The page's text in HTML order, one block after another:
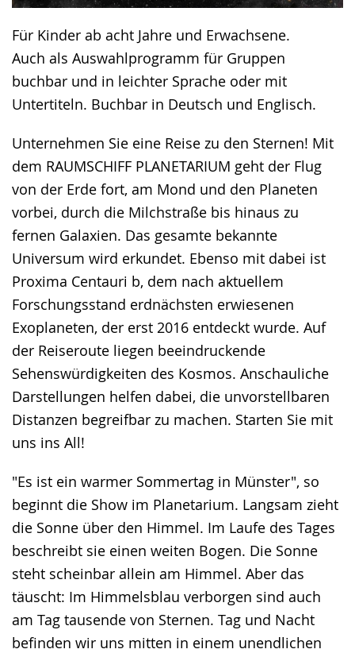
Für Kinder ab acht Jahre und Erwachsene.
Auch als Auswahlprogramm für Gruppen
buchbar und in leichter Sprache oder mit
Untertiteln. Buchbar in Deutsch und Englisch.
Unternehmen Sie eine Reise zu den Sternen! Mit
dem RAUMSCHIFF PLANETARIUM geht der Flug
von der Erde fort, am Mond und den Planeten
vorbei, durch die Milchstraße bis hinaus zu
fernen Galaxien. Das gesamte bekannte
Universum wird erkundet. Ebenso mit dabei ist
Proxima Centauri b, dem nach aktuellem
Forschungsstand erdnächsten erwiesenen
Exoplaneten, der erst 2016 entdeckt wurde. Auf
der Reiseroute liegen beeindruckende
Sehenswürdigkeiten des Kosmos. Anschauliche
Darstellungen helfen dabei, die unvorstellbaren
Distanzen begreifbar zu machen. Starten Sie mit
uns ins All!
"Es ist ein warmer Sommertag in Münster", so
beginnt die Show im Planetarium. Langsam zieht
die Sonne über den Himmel. Im Laufe des Tages
beschreibt sie einen weiten Bogen. Die Sonne
steht scheinbar allein am Himmel. Aber das
täuscht: Im Himmelsblau verborgen sind auch
am Tag tausende von Sternen. Tag und Nacht
befinden wir uns mitten in einem unendlichen